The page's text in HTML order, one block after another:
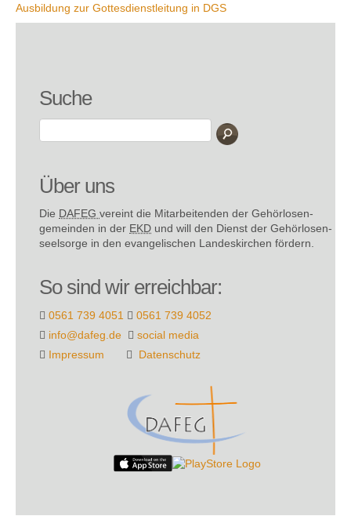
Ausbildung zur Gottesdienstleitung in DGS
Suche
Über uns
Die DAFEG vereint die Mitarbeitenden der Gehör­losen­
gemeinden in der EKD und will den Dienst der Gehör­losen­
seel­sorge in den evange­lischen Landes­kirchen fördern.
So sind wir erreichbar:
0561 739 4051
0561 739 4052
info@dafeg.de
social media
Impressum
Datenschutz